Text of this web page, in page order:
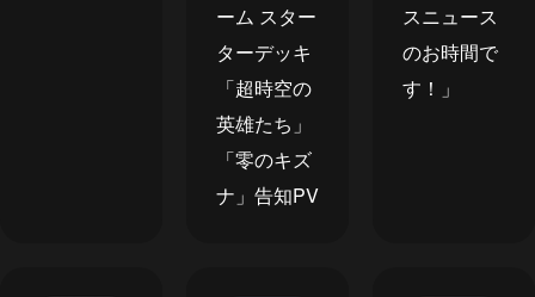
ーム スター
ターデッキ
「超時空の
英雄たち」
「零のキズ
ナ」告知PV
スニュース
のお時間で
す！」